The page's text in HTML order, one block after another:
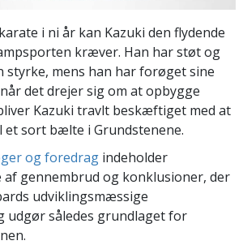
i ni år kan Kazuki den flydende
kræver. Han har støt og
styrke, mens han har forøget sine
det drejer sig om at opbygge
Kazuki travlt beskæftiget med at
sort bælte i Grundstenene.
og foredrag indeholder
gennembrud og konklusioner, der
udviklingsmæssige
udgør således grundlaget for